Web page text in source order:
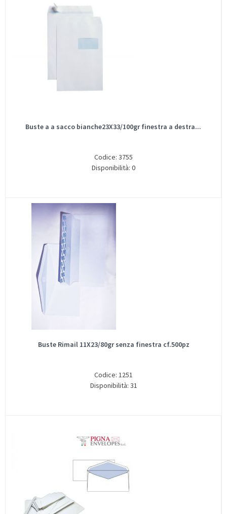
Buste a a sacco bianche23X33/100gr finestra a destra...
Codice: 3755
Disponibilità: 0
Buste Rimail 11X23/80gr senza finestra cf.500pz
Codice: 1251
Disponibilità: 31